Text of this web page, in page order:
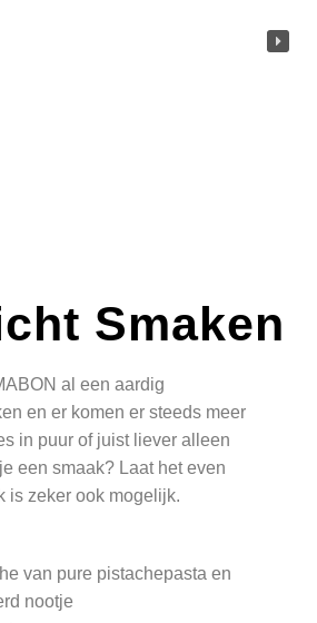
Smaken
al een aardig
en er komen er steeds meer
in puur of juist liever alleen
een smaak? Laat het even
is zeker ook mogelijk.
van pure pistachepasta en
nootje